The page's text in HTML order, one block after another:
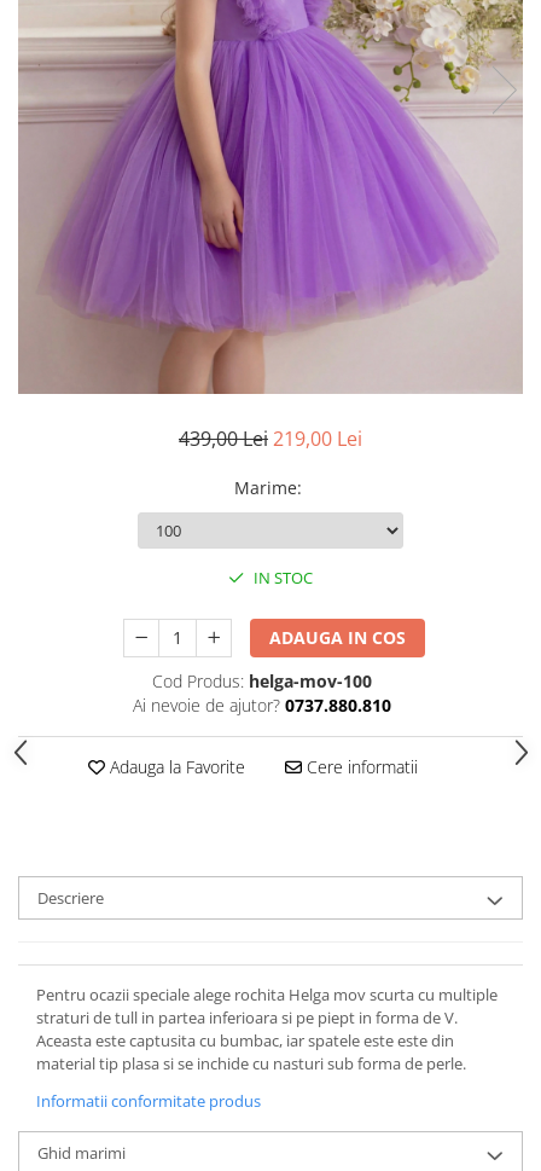
439,00 Lei219,00 Lei
Marime:
IN STOC
ADAUGA IN COS
Cod Produs: helga-mov-100
Ai nevoie de ajutor? 0737.880.810
Adauga la Favorite Cere informatii
Descriere
Pentru ocazii speciale alege rochita Helga mov scurta cu multiple
straturi de tull in partea inferioara si pe piept in forma de V.
Aceasta este captusita cu bumbac, iar spatele este este din
material tip plasa si se inchide cu nasturi sub forma de perle.
Informatii conformitate produs
Ghid marimi